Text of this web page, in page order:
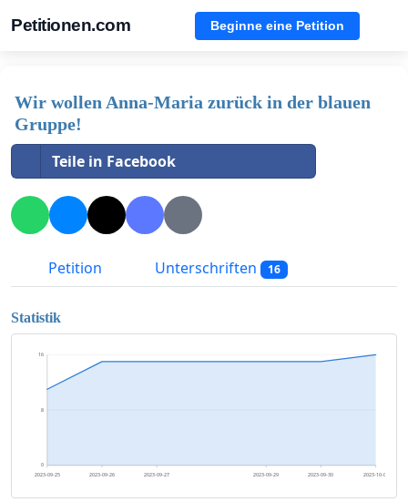
Petitionen.com Beginne eine Petition
Wir wollen Anna-Maria zurück in der blauen
Gruppe!
Teile in Facebook
Petition Unterschriften 16
Statistik
0
8
16
2023-09-25 2023-09-26 2023-09-27 2023-09-29 2023-09-30 2023-10-01